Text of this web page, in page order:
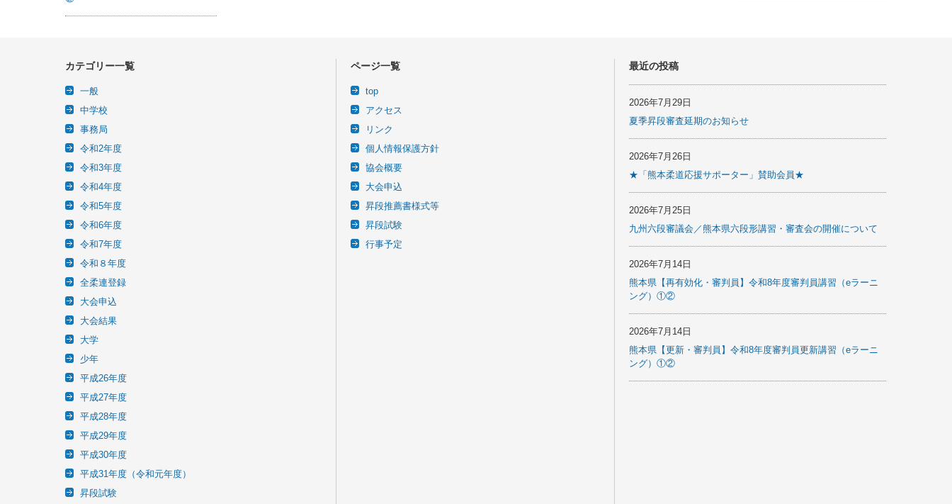
カテゴリー一覧
一般
中学校
事務局
令和2年度
令和3年度
令和4年度
令和5年度
令和6年度
令和7年度
令和８年度
全柔連登録
大会申込
大会結果
大学
少年
平成26年度
平成27年度
平成28年度
平成29年度
平成30年度
平成31年度（令和元年度）
昇段試験
ページ一覧
top
アクセス
リンク
個人情報保護方針
協会概要
大会申込
昇段推薦書様式等
昇段試験
行事予定
最近の投稿
2026年7月29日
夏季昇段審査延期のお知らせ
2026年7月26日
★「熊本柔道応援サポーター」賛助会員★
2026年7月25日
九州六段審議会／熊本県六段形講習・審査会の開催について
2026年7月14日
熊本県【再有効化・審判員】令和8年度審判員講習（eラーニ
ング）①②
2026年7月14日
熊本県【更新・審判員】令和8年度審判員更新講習（eラーニ
ング）①②